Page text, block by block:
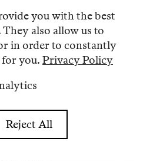
zwischen den beiden
des Nahen Ostens, der
auf Zivilisten
dabei ist, eine weltweite
übereingefrorene
ist es
der illegale Luftkrieg der
you with the best
also allow us to
in order to constantly
for you. Privacy Policy
Reject All